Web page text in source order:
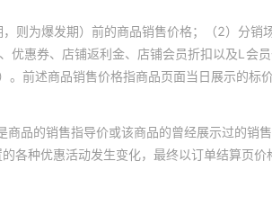
则为爆发期）前的商品销售价格；（2）分
惠券、店铺返利金、店铺会员折扣以及L会
前述商品销售价格指商品页面当日展示的
品的销售指导价或该商品的曾经展示过的销
各种优惠活动发生变化，最终以订单结算页价